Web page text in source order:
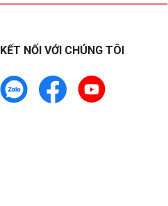
KẾT NỐI VỚI CHÚNG TÔI